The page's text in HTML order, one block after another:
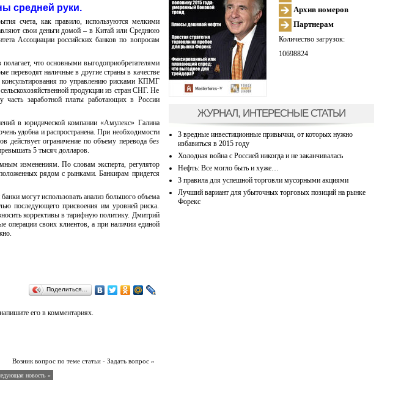
средней руки.
счета, как правило, используются мелкими
свои деньги домой – в Китай или Среднюю
Ассоциации российских банков по вопросам
что основными выгодоприобретателями
переводят наличные в другие страны в качестве
по управлению рисками КПМГ
продукции из стран СНГ. Не
часть заработной платы работающих в России
в юридической компании «Амулекс» Галина
удобна и распространена. При необходимости
действует ограничение по объему перевода без
5 тысяч долларов.
изменениям. По словам эксперта, регулятор
рядом с рынками. Банкирам придется
могут использовать анализ большого объема
последующего присвоения им уровней риска.
коррективы в тарифную политику. Дмитрий
операции своих клиентов, а при наличии единой
Поделиться…
его в комментариях.
Возник вопрос по теме статьи - Задать вопрос »
новость »
Архив номеров
Партнерам
Количество загрузок:
10698824
ЖУРНАЛ, ИНТЕРЕСНЫЕ СТАТЬИ
3 вредные инвестиционные привычки, от которых нужно
избавиться в 2015 году
Холодная война с Россией никогда и не заканчивалась
Нефть: Все могло быть и хуже…
3 правила для успешной торговли мусорными акциями
Лучший вариант для убыточных торговых позиций на рынке
Форекс